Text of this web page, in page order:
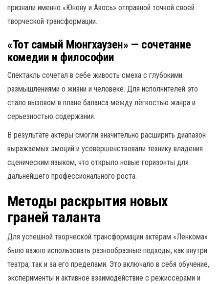
признали именно «Юнону и Авось» отправной точкой своей
творческой трансформации.
«Тот самый Мюнгхаузен» — сочетание
комедии и философии
Спектакль сочетал в себе живость смеха с глубокими
размышлениями о жизни и человеке. Для исполнителей это
стало вызовом в плане баланса между лёгкостью жанра и
серьезностью содержания.
В результате актёры смогли значительно расширить диапазон
выражаемых эмоций и усовершенствовали технику владения
сценическим языком, что открыло новые горизонты для
дальнейшего профессионального роста.
Методы раскрытия новых
граней таланта
Для успешной творческой трансформации актёрам «Ленкома»
было важно использовать разнообразные подходы, как внутри
театра, так и за его пределами. Это включало в себя обучение,
эксперименты и активное взаимодействие с режиссёрами и